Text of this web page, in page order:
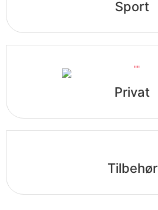
Sport
Privat
Tilbehør